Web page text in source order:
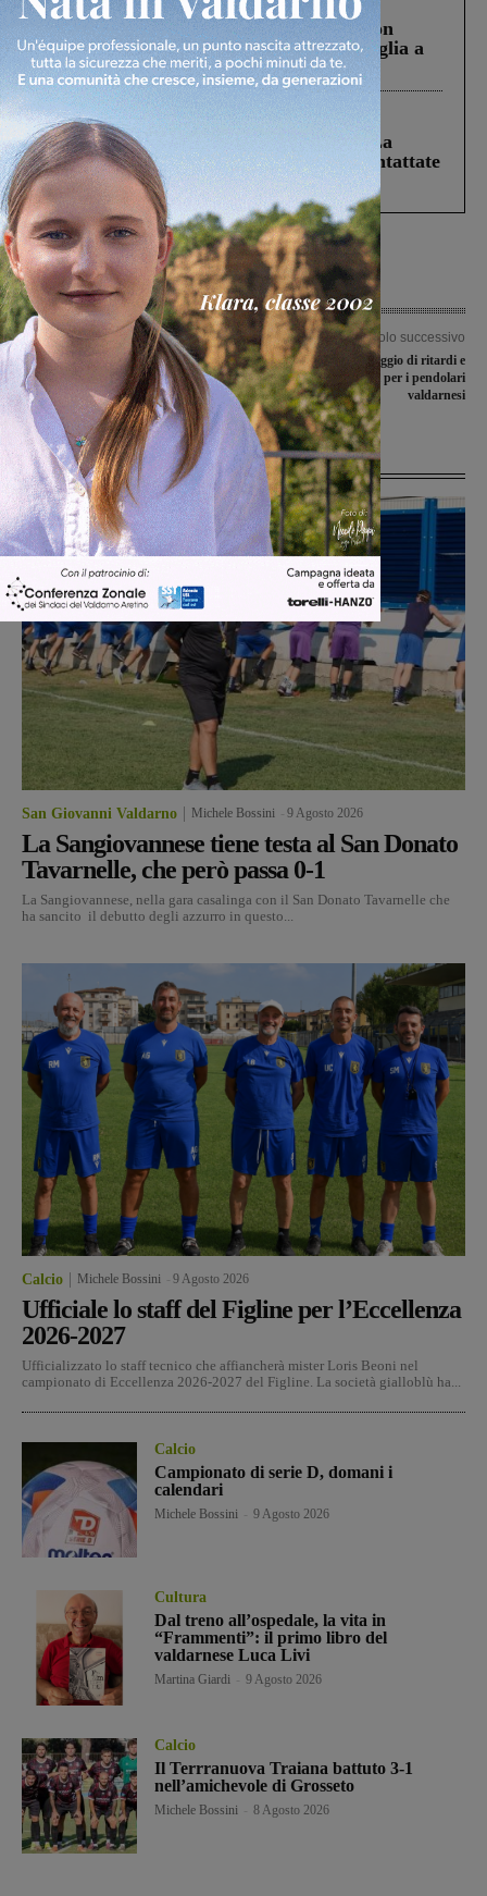
Scomparso da una struttura di Castiglion
Fiorentino l’uomo che aveva ucciso la figlia a
Levane nel 2020
Cronaca 5 Agosto 2026
Continuano le ricerche di Miah Billal. La
Prefettura: “In caso di avvistamento contattate
il 112”
Articolo precedente
Storie di alternanza scuola-lavoro
raccontate dai ragazzi del Varchi al
concorso di Camera di Commercio
Articolo successivo
Treni, pomeriggio di ritardi e
cancellazioni per i pendolari
valdarnesi
Ultime Notizie
San Giovanni Valdarno Michele Bossini 9 Agosto 2026
La Sangiovannese tiene testa al San Donato
Tavarnelle, che però passa 0-1
La Sangiovannese, nella gara casalinga con il San Donato Tavarnelle che
ha sancito il debutto degli azzurro in questo...
Calcio Michele Bossini 9 Agosto 2026
Ufficiale lo staff del Figline per l’Eccellenza
2026-2027
Ufficializzato lo staff tecnico che affiancherà mister Loris Beoni nel
campionato di Eccellenza 2026-2027 del Figline. La società gialloblù ha...
Calcio
Campionato di serie D, domani i
calendari
Michele Bossini 9 Agosto 2026
Cultura
Dal treno all’ospedale, la vita in
“Frammenti”: il primo libro del
valdarnese Luca Livi
Martina Giardi 9 Agosto 2026
Calcio
Il Terrranuova Traiana battuto 3-1
nell’amichevole di Grosseto
Michele Bossini 8 Agosto 2026